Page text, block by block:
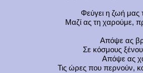
Φεύγει η ζωή μας
Μαζί ας τη χαρούμε,
Απόψε ας
Σε κόσμους
Απόψε ας
Τις ώρες που περνούν,